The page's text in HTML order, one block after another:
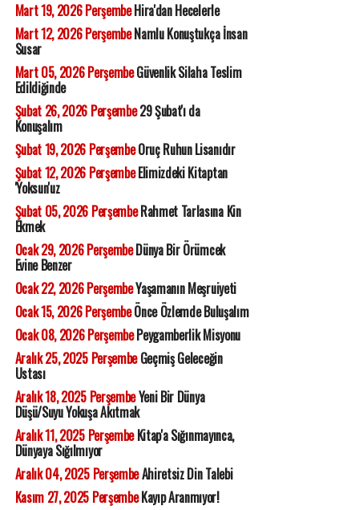
Mart 19, 2026 PerşembeHira'dan Hecelerle
Mart 12, 2026 PerşembeNamlu Konuştukça İnsan
Susar
Mart 05, 2026 PerşembeGüvenlik Silaha Teslim
Edildiğinde
Şubat 26, 2026 Perşembe29 Şubat'ı da
Konuşalım
Şubat 19, 2026 PerşembeOruç Ruhun Lisanıdır
Şubat 12, 2026 PerşembeElimizdeki Kitaptan
'Yoksun'uz
Şubat 05, 2026 PerşembeRahmet Tarlasına Kin
Ekmek
Ocak 29, 2026 PerşembeDünya Bir Örümcek
Evine Benzer
Ocak 22, 2026 PerşembeYaşamanın Meşruiyeti
Ocak 15, 2026 PerşembeÖnce Özlemde Buluşalım
Ocak 08, 2026 PerşembePeygamberlik Misyonu
Aralık 25, 2025 PerşembeGeçmiş Geleceğin
Ustası
Aralık 18, 2025 PerşembeYeni Bir Dünya
Düşü/Suyu Yokuşa Akıtmak
Aralık 11, 2025 PerşembeKitap'a Sığınmayınca,
Dünyaya Sığılmıyor
Aralık 04, 2025 PerşembeAhiretsiz Din Talebi
Kasım 27, 2025 PerşembeKayıp Aranmıyor!